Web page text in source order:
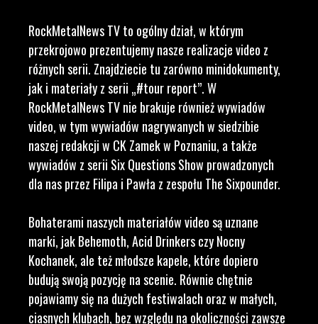
RockMetalNews TV to ogólny dział, w którym
przekrojowo prezentujemy nasze realizacje video z
różnych serii. Znajdziecie tu zarówno minidokumenty,
jak i materiały z serii „#tour report”. W
RockMetalNews TV nie brakuje również wywiadów
video, w tym wywiadów nagrywanych w siedzibie
naszej redakcji w CK Zamek w Poznaniu, a także
wywiadów z serii Six Questions Show prowadzonych
dla nas przez Filipa i Pawła z zespołu The Sixpounder.
Bohaterami naszych materiałów video są uznane
marki, jak Behemoth, Acid Drinkers czy Nocny
Kochanek, ale też młodsze kapele, które dopiero
budują swoją pozycję na scenie. Równie chętnie
pojawiamy się na dużych festiwalach oraz w małych,
ciasnych klubach, bez względu na okoliczności zawsze